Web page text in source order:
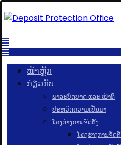
ໜ້າຫຼັກ
ກ່ຽວກັບ
ພາລະບົດບາດ ແລະ ໜ້າທີ່
ປະຫວັດຄວາມເປັນມາ
ໂຄງຮ່າງການຈັດຕັ້ງ
ໂຄງຮ່າງການຈັດ